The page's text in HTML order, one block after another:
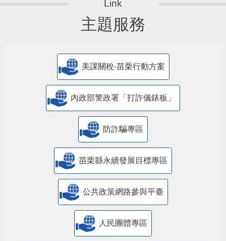
主題服務
美課關稅-苗栗行動方案
內政部警政署「打詐儀錶板」
防詐騙專區
苗栗縣永續發展目標專區
公共政策網路參與平臺
人民團體專區